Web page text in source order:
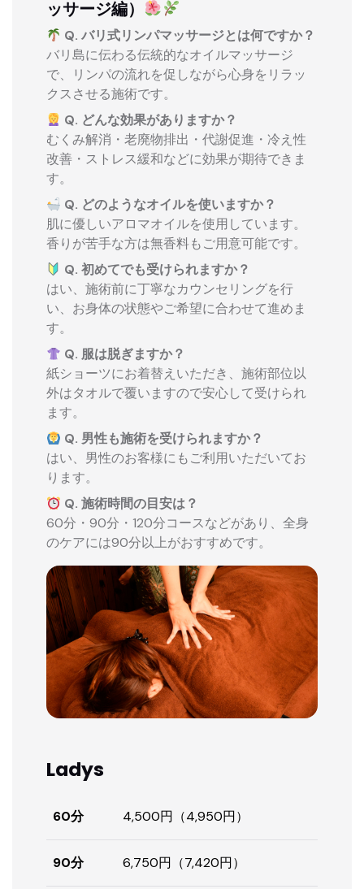
ッサージ編）
Q. バリ式リンパマッサージとは何ですか？
バリ島に伝わる伝統的なオイルマッサージ
で、リンパの流れを促しながら心身をリラッ
クスさせる施術です。
Q. どんな効果がありますか？
むくみ解消・老廃物排出・代謝促進・冷え性
改善・ストレス緩和などに効果が期待できま
す。
Q. どのようなオイルを使いますか？
肌に優しいアロマオイルを使用しています。
香りが苦手な方は無香料もご用意可能です。
Q. 初めてでも受けられますか？
はい、施術前に丁寧なカウンセリングを行
い、お身体の状態やご希望に合わせて進めま
す。
Q. 服は脱ぎますか？
紙ショーツにお着替えいただき、施術部位以
外はタオルで覆いますので安心して受けられ
ます。
Q. 男性も施術を受けられますか？
はい、男性のお客様にもご利用いただいてお
ります。
Q. 施術時間の目安は？
60分・90分・120分コースなどがあり、全身
のケアには90分以上がおすすめです。
Ladys
60分 4,500円（4,950円）
90分 6,750円（7,420円）